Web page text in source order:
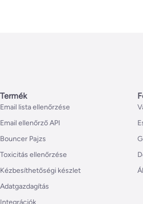
Termék
Email lista ellenőrzése
Email ellenőrző API
Bouncer Pajzs
Toxicitás ellenőrzése
Kézbesíthetőségi készlet
Adatgazdagítás